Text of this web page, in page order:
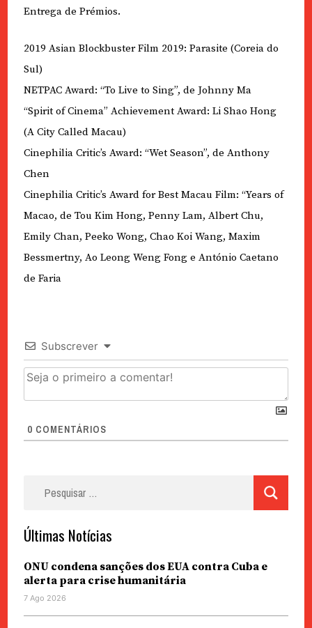
Entrega de Prémios.
2019 Asian Blockbuster Film 2019: Parasite (Coreia do
Sul)
NETPAC Award: “To Live to Sing”, de Johnny Ma
“Spirit of Cinema” Achievement Award: Li Shao Hong
(A City Called Macau)
Cinephilia Critic’s Award: “Wet Season”, de Anthony
Chen
Cinephilia Critic’s Award for Best Macau Film: “Years of
Macao, de Tou Kim Hong, Penny Lam, Albert Chu,
Emily Chan, Peeko Wong, Chao Koi Wang, Maxim
Bessmertny, Ao Leong Weng Fong e António Caetano
de Faria
Subscrever
0 COMENTÁRIOS
Últimas Notícias
ONU condena sanções dos EUA contra Cuba e
alerta para crise humanitária
7 Ago 2026